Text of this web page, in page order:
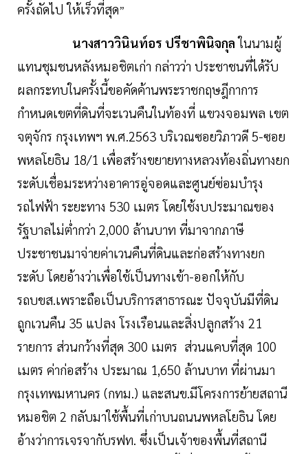
ครั้งถัดไป ให้เร็วที่สุด”
นางสาววินินท์อร ปรีชาพินิจกุลในนามผู้
แทนชุมชนหลังหมอชิตเก่า กล่าวว่า ประชาชนที่ได้รับ
ผลกระทบในครั้งนี้ขอคัดค้านพระราชกฤษฎีกาการ
กำหนดเขตที่ดินที่จะเวนคืนในท้องที่ แขวงจอมพล เขต
จตุจักร กรุงเทพฯ พ.ศ.2563 บริเวณซอยวิภาวดี 5-ซอย
พหลโยธิน 18/1 เพื่อสร้างขยายทางหลวงท้องถิ่นทางยก
ระดับเชื่อมระหว่างอาคารอู่จอดและศูนย์ซ่อมบำรุง
รถไฟฟ้า ระยะทาง 530 เมตร โดยใช้งบประมาณของ
รัฐบาลไม่ต่ำกว่า 2,000 ล้านบาท ที่มาจากภาษี
ประชาชนมาจ่ายค่าเวนคืนที่ดินและก่อสร้างทางยก
ระดับ โดยอ้างว่าเพื่อใช้เป็นทางเข้า-ออกให้กับ
รถบขส.เพราะถือเป็นบริการสาธารณะ ปัจจุบันมีที่ดิน
ถูกเวนคืน 35 แปลง โรงเรือนและสิ่งปลูกสร้าง 21
รายการ ส่วนกว้างที่สุด 300 เมตร ส่วนแคบที่สุด 100
เมตร ค่าก่อสร้าง ประมาณ 1,650 ล้านบาท ที่ผ่านมา
กรุงเทพมหานคร (กทม.) และสนข.มีโครงการย้ายสถานี
หมอชิต 2 กลับมาใช้พื้นที่เก่าบนถนนพหลโยธิน โดย
อ้างว่าการเจรจากับรฟท. ซึ่งเป็นเจ้าของพื้นที่สถานี